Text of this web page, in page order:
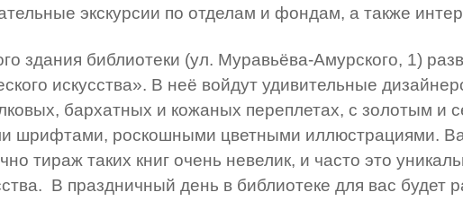
экскурсии по отделам и фондам, а также
здания библиотеки (ул. Муравьёва-Амурского, 1)
искусства». В неё войдут удивительные
бархатных и кожаных переплетах, с золотым и
шрифтами, роскошными цветными иллюстрациями.
тираж таких книг очень невелик, и часто это
В праздничный день в библиотеке для вас будет